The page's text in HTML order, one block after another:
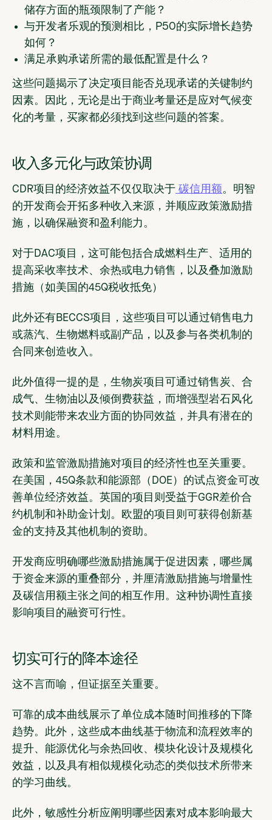
储存方面的瓶颈限制了产能？
与开发者乐观的预测相比，P50的实际增长趋势
如何？
满足承购承诺所需的最低配置是什么？
这些问题揭示了决定项目能否兑现承诺的关键制约
因素。因此，无论是出于商业考量还是应对气候变
化的考量，买家都必须找到这些问题的答案。
收入多元化与政策协调
CDR项目的经济效益不仅仅取决于 碳信用额。明智
的开发商会开拓多种收入来源，并顺应政策激励措
施，以确保融资和盈利能力。
对于DAC项目，这可能包括合成燃料生产、适用的
提高采收率技术、余热或电力销售，以及叠加激励
措施（如美国的45Q税收抵免）
此外还有BECCS项目，这些项目可以通过销售电力
或蒸汽、生物燃料或副产品，以及参与各类机制的
合同来创造收入。
此外值得一提的是，生物炭项目可通过销售炭、合
成气、生物油以及倾倒费获益，而增强型岩石风化
技术则能带来农业方面的协同效益，并具有潜在的
材料用途。
政策和监管激励措施对项目的经济性也至关重要。
在美国，45Q条款和能源部（DOE）的试点资金可改
善单位经济效益。英国的项目则受益于GGR差价合
约机制和补助金计划。欧盟的项目则可获得创新基
金的支持及其他机制的资助。
开发商应明确哪些激励措施属于促进因素，哪些属
于资金来源的重叠部分，并厘清激励措施与增量性
及碳信用额主张之间的相互作用。这种协调性直接
影响项目的融资可行性。
切实可行的降本途径
这不言而喻，但证据至关重要。
可靠的成本曲线展示了单位成本随时间推移的下降
趋势。此外，这些成本曲线基于物流和流程效率的
提升、能源优化与余热回收、模块化设计及规模化
效益，以及具有相似规模化动态的类似技术所带来
的学习曲线。
此外，敏感性分析应阐明哪些因素对成本影响最大